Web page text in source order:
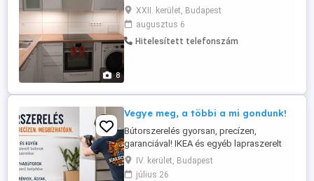
8
összeszerelése, zárak cseréje előre
egyeztetett időpontban. Kisebb
villanyszerelési munkák, mosogatógépek
beépítése. Hatótávolságom: budai oldal,
XXII. kerület, Budapest
augusztus 6
Hitelesített telefonszám
Vegye meg, a többi a mi gondunk!
Bútorszerelés gyorsan, precízen,
garanciával! IKEA és egyéb lapraszerelt
bútorok szakszerű összeszerelése
Budapesten és környékén, igény esetén
IV. kerület, Budapest
július 26